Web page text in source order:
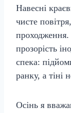
Навесні
чисте
прозорість
спека:
ранку, а тіні
Осінь я